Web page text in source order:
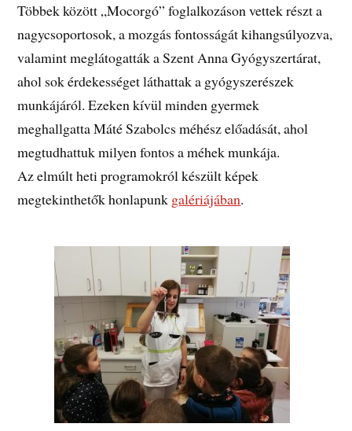
Többek között „Mocorgó” foglalkozáson vettek részt a
nagycsoportosok, a mozgás fontosságát kihangsúlyozva,
valamint meglátogatták a Szent Anna Gyógyszertárat,
ahol sok érdekességet láthattak a gyógyszerészek
munkájáról. Ezeken kívül minden gyermek
meghallgatta Máté Szabolcs méhész előadását, ahol
megtudhattuk milyen fontos a méhek munkája.
Az elmúlt heti programokról készült képek
megtekinthetők honlapunk galériájában.